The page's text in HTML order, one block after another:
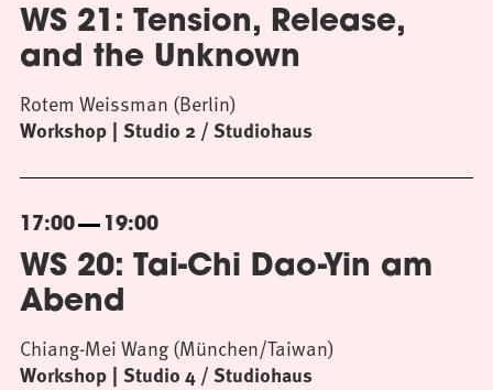
WS 21: Tension, Release,
and the Unknown
Workshop Studio 2 / Studiohaus
Rotem Weissman (Berlin)
17:00 19:00
WS 20: Tai-Chi Dao-Yin am
Abend
Workshop Studio 4 / Studiohaus
Chiang-Mei Wang (München/Taiwan)